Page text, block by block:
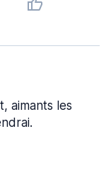
aimants les